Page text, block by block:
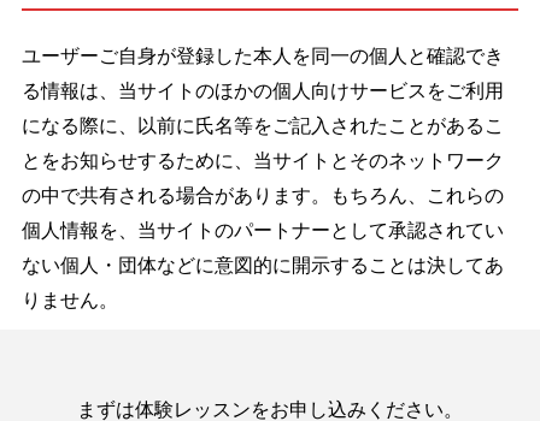
ユーザーご自身が登録した本人を同一の個人と確認でき
る情報は、当サイトのほかの個人向けサービスをご利用
になる際に、以前に氏名等をご記入されたことがあるこ
とをお知らせするために、当サイトとそのネットワーク
の中で共有される場合があります。もちろん、これらの
個人情報を、当サイトのパートナーとして承認されてい
ない個人・団体などに意図的に開示することは決してあ
りません。
まずは体験レッスンをお申し込みください。